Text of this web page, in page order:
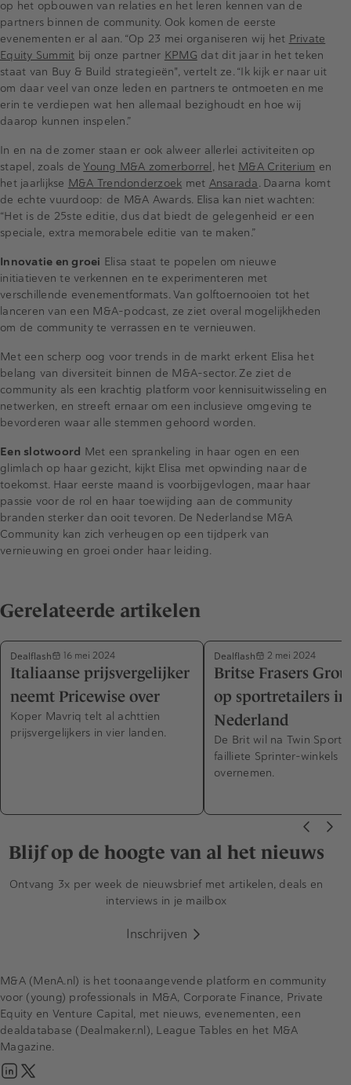
op het opbouwen van relaties en het leren kennen van de
partners binnen de community. Ook komen de eerste
evenementen er al aan. “Op 23 mei organiseren wij het Private
Equity Summit bij onze partner KPMG dat dit jaar in het teken
staat van Buy & Build strategieën", vertelt ze. “Ik kijk er naar uit
om daar veel van onze leden en partners te ontmoeten en me
erin te verdiepen wat hen allemaal bezighoudt en hoe wij
daarop kunnen inspelen.”
In en na de zomer staan er ook alweer allerlei activiteiten op
stapel, zoals deYoung M&A zomerborrel , het M&A Criterium en
het jaarlijkse M&A Trendonderzoek met Ansarada. Daarna komt
de echte vuurdoop: de M&A Awards. Elisa kan niet wachten:
“Het is de 25ste editie, dus dat biedt de gelegenheid er een
speciale, extra memorabele editie van te maken.”
Innovatie en groei Elisa staat te popelen om nieuwe
initiatieven te verkennen en te experimenteren met
verschillende evenementformats. Van golftoernooien tot het
lanceren van een M&A-podcast, ze ziet overal mogelijkheden
om de community te verrassen en te vernieuwen.
Met een scherp oog voor trends in de markt erkent Elisa het
belang van diversiteit binnen de M&A-sector. Ze ziet de
community als een krachtig platform voor kennisuitwisseling en
netwerken, en streeft ernaar om een inclusieve omgeving te
bevorderen waar alle stemmen gehoord worden.
Een slotwoord Met een sprankeling in haar ogen en een
glimlach op haar gezicht, kijkt Elisa met opwinding naar de
toekomst. Haar eerste maand is voorbijgevlogen, maar haar
passie voor de rol en haar toewijding aan de community
branden sterker dan ooit tevoren. De Nederlandse M&A
Community kan zich verheugen op een tijdperk van
vernieuwing en groei onder haar leiding.
Gerelateerde artikelen
Dealflash 16 mei 2024
Italiaanse prijsvergelijker
neemt Pricewise over
Koper Mavriq telt al achttien
prijsvergelijkers in vier landen.
Dealflash 2 mei 2024
Britse Frasers
op sportretailers in
Nederland
De Brit wil na Twin Sports
failliete Sprinter-winkels
overnemen.
Blijf op de hoogte van al het nieuws
Ontvang 3x per week de nieuwsbrief met artikelen, deals en
interviews in je mailbox
Inschrijven
M&A (MenA.nl) is het toonaangevende platform en community
voor (young) professionals in M&A, Corporate Finance, Private
Equity en Venture Capital, met nieuws, evenementen, een
dealdatabase (Dealmaker.nl), League Tables en het M&A
Magazine.